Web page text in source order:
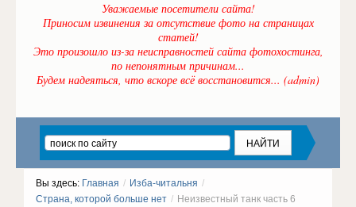
Уважаемые посетители сайта!
Приносим извинения за отсутствие фото на страницах
статей!
Это произошло из-за неисправностей сайта фотохостинга,
по непонятным причинам...
Будем надеяться, что вскоре всё восстановится... (admin)
Вы здесь: Главная / Изба-читальня /
Страна, которой больше нет / Неизвестный танк часть 6